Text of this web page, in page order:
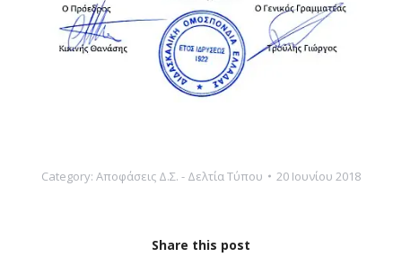
Category: Αποφάσεις Δ.Σ. - Δελτία Τύπου 20 Ιουνίου 2018
Share this post